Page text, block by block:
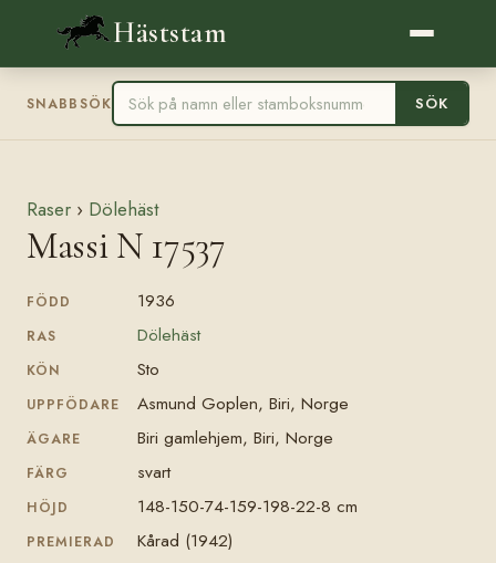
Häststam
SNABBSÖK SÖK
Raser › Dölehäst
Massi N 17537
FÖDD 1936
RAS Dölehäst
KÖN Sto
UPPFÖDARE Asmund Goplen, Biri, Norge
ÄGARE Biri gamlehjem, Biri, Norge
FÄRG svart
HÖJD 148-150-74-159-198-22-8 cm
PREMIERAD Kårad (1942)